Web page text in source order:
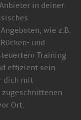
in deiner
wie z.B.
und
Training
effizient sein
dich mit
Ort.